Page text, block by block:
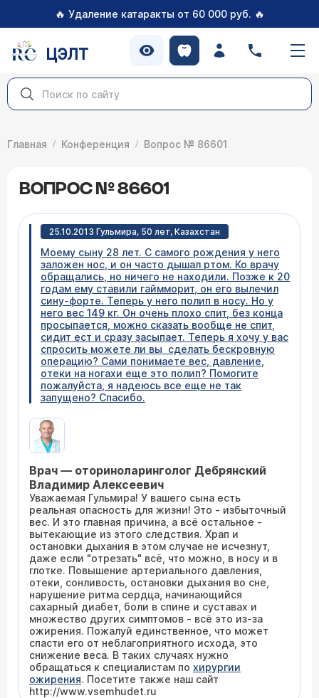
🔥 Удаление катаракты от 60 000 руб. 🔥
ЦЭЛТ
Главная Конференция Вопрос № 86601
ВОПРОС № 86601
25.10.2013 Гульмира, 50 лет, Казахстан
Моему сыну 28 лет. С самого рождения у него
заложен нос, и он часто дышал ртом. Ко врачу
обращались, но ничего не находили. Позже к 20
годам ему ставили гаймморит, он его вылечил
сину-форте. Теперь у него полип в носу. Но у
него вес 149 кг. Он очень плохо спит, без конца
просыпается, можно сказать вообще не спит,
сидит ест и сразу засыпает. Теперь я хочу у вас
спросить можете ли вы сделать бескровную
операцию? Сами понимаете вес, давление,
отеки на ногахи еще это полип? Помогите
пожалуйста, я надеюсь все еще не так
запущено? Спасибо.
Врач — оториноларинголог Дебрянский
Владимир Алексеевич
Уважаемая Гульмира! У вашего сына есть
реальная опасность для жизни! Это - избыточный
вес. И это главная причина, а всё остальное -
вытекающие из этого следствия. Храп и
остановки дыхания в этом случае не исчезнут,
даже если "отрезать" всё, что можно, в носу и в
глотке. Повышение артериального давления,
отеки, сонливость, остановки дыхания во сне,
нарушение ритма сердца, начинающийся
сахарный диабет, боли в спине и суставах и
множество других симптомов - всё это из-за
ожирения. Пожалуй единственное, что может
спасти его от неблагоприятного исхода, это
снижение веса. В таких случаях нужно
обращаться к специалистам по хирургии
ожирения. Посетите также наш сайт
http://www.vsemhudet.ru